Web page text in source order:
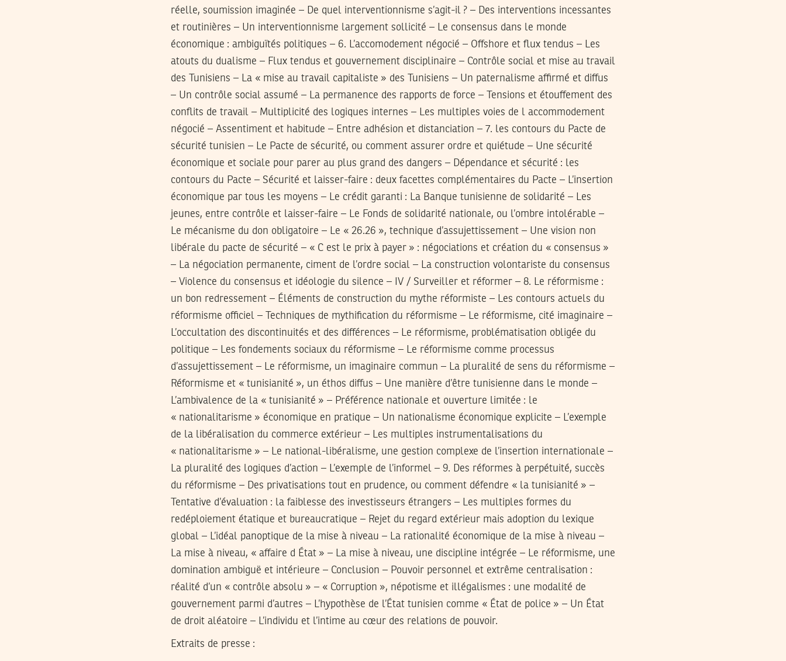
réelle, soumission imaginée – De quel interventionnisme s’agit-il ? – Des interventions incessantes
et routinières – Un interventionnisme largement sollicité – Le consensus dans le monde
économique : ambiguïtés politiques – 6. L’accomodement négocié – Offshore et flux tendus – Les
atouts du dualisme – Flux tendus et gouvernement disciplinaire – Contrôle social et mise au travail
des Tunisiens – La « mise au travail capitaliste » des Tunisiens – Un paternalisme affirmé et diffus
– Un contrôle social assumé – La permanence des rapports de force – Tensions et étouffement des
conflits de travail – Multiplicité des logiques internes – Les multiples voies de l accommodement
négocié – Assentiment et habitude – Entre adhésion et distanciation – 7. les contours du Pacte de
sécurité tunisien – Le Pacte de sécurité, ou comment assurer ordre et quiétude – Une sécurité
économique et sociale pour parer au plus grand des dangers – Dépendance et sécurité : les
contours du Pacte – Sécurité et laisser-faire : deux facettes complémentaires du Pacte – L’insertion
économique par tous les moyens – Le crédit garanti : La Banque tunisienne de solidarité – Les
jeunes, entre contrôle et laisser-faire – Le Fonds de solidarité nationale, ou l’ombre intolérable –
Le mécanisme du don obligatoire – Le « 26.26 », technique d’assujettissement – Une vision non
libérale du pacte de sécurité – « C est le prix à payer » : négociations et création du « consensus »
– La négociation permanente, ciment de l’ordre social – La construction volontariste du consensus
– Violence du consensus et idéologie du silence – IV / Surveiller et réformer – 8. Le réformisme :
un bon redressement – Éléments de construction du mythe réformiste – Les contours actuels du
réformisme officiel – Techniques de mythification du réformisme – Le réformisme, cité imaginaire –
L’occultation des discontinuités et des différences – Le réformisme, problématisation obligée du
politique – Les fondements sociaux du réformisme – Le réformisme comme processus
d’assujettissement – Le réformisme, un imaginaire commun – La pluralité de sens du réformisme –
Réformisme et « tunisianité », un éthos diffus – Une manière d’être tunisienne dans le monde –
L’ambivalence de la « tunisianité » – Préférence nationale et ouverture limitée : le
« nationalitarisme » économique en pratique – Un nationalisme économique explicite – L’exemple
de la libéralisation du commerce extérieur – Les multiples instrumentalisations du
« nationalitarisme » – Le national-libéralisme, une gestion complexe de l’insertion internationale –
La pluralité des logiques d’action – L’exemple de l’informel – 9. Des réformes à perpétuité, succès
du réformisme – Des privatisations tout en prudence, ou comment défendre « la tunisianité » –
Tentative d’évaluation : la faiblesse des investisseurs étrangers – Les multiples formes du
redéploiement étatique et bureaucratique – Rejet du regard extérieur mais adoption du lexique
global – L’idéal panoptique de la mise à niveau – La rationalité économique de la mise à niveau –
La mise à niveau, « affaire d État » – La mise à niveau, une discipline intégrée – Le réformisme, une
domination ambiguë et intérieure – Conclusion – Pouvoir personnel et extrême centralisation :
réalité d’un « contrôle absolu » – « Corruption », népotisme et illégalismes : une modalité de
gouvernement parmi d’autres – L’hypothèse de l’État tunisien comme « État de police » – Un État
de droit aléatoire – L’individu et l’intime au cœur des relations de pouvoir.
Extraits de presse :